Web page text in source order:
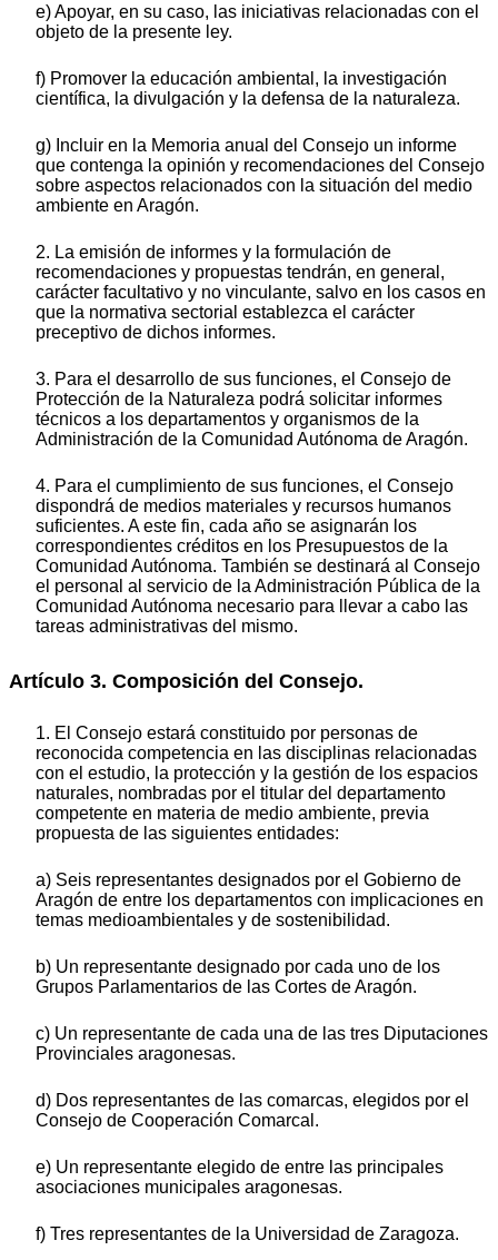
e) Apoyar, en su caso, las iniciativas relacionadas con el
objeto de la presente ley.
f) Promover la educación ambiental, la investigación
científica, la divulgación y la defensa de la naturaleza.
g) Incluir en la Memoria anual del Consejo un informe
que contenga la opinión y recomendaciones del Consejo
sobre aspectos relacionados con la situación del medio
ambiente en Aragón.
2. La emisión de informes y la formulación de
recomendaciones y propuestas tendrán, en general,
carácter facultativo y no vinculante, salvo en los casos en
que la normativa sectorial establezca el carácter
preceptivo de dichos informes.
3. Para el desarrollo de sus funciones, el Consejo de
Protección de la Naturaleza podrá solicitar informes
técnicos a los departamentos y organismos de la
Administración de la Comunidad Autónoma de Aragón.
4. Para el cumplimiento de sus funciones, el Consejo
dispondrá de medios materiales y recursos humanos
suficientes. A este fin, cada año se asignarán los
correspondientes créditos en los Presupuestos de la
Comunidad Autónoma. También se destinará al Consejo
el personal al servicio de la Administración Pública de la
Comunidad Autónoma necesario para llevar a cabo las
tareas administrativas del mismo.
Artículo 3. Composición del Consejo.
1. El Consejo estará constituido por personas de
reconocida competencia en las disciplinas relacionadas
con el estudio, la protección y la gestión de los espacios
naturales, nombradas por el titular del departamento
competente en materia de medio ambiente, previa
propuesta de las siguientes entidades:
a) Seis representantes designados por el Gobierno de
Aragón de entre los departamentos con implicaciones en
temas medioambientales y de sostenibilidad.
b) Un representante designado por cada uno de los
Grupos Parlamentarios de las Cortes de Aragón.
c) Un representante de cada una de las tres Diputaciones
Provinciales aragonesas.
d) Dos representantes de las comarcas, elegidos por el
Consejo de Cooperación Comarcal.
e) Un representante elegido de entre las principales
asociaciones municipales aragonesas.
f) Tres representantes de la Universidad de Zaragoza.